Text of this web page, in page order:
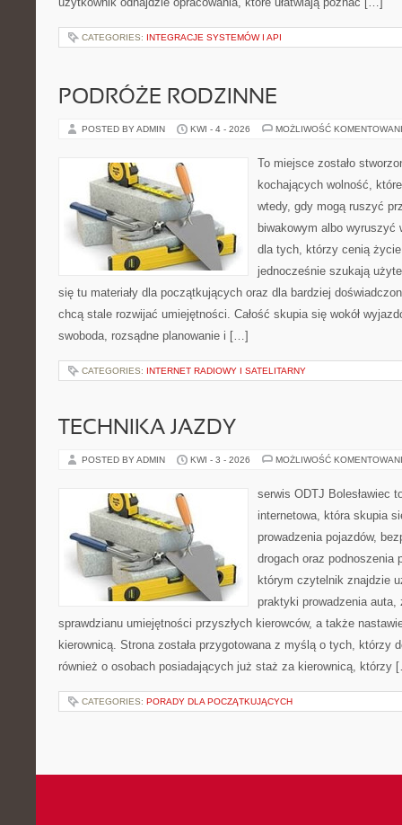
CATEGORIES: INTEGRACJE SYSTEMÓW I API
PODRÓŻE RODZINNE
POSTED BY ADMIN KWI - 4 - 2026 MOŻLIWOŚĆ
To miejsce zostało
kochających wolność,
wtedy, gdy mogą ruszyć
biwakowym albo wyruszyć
dla tych, którzy cenią
jednocześnie szukają
się tu materiały dla początkujących oraz dla bardziej
chcą stale rozwijać umiejętności. Całość skupia się wokół
swoboda, rozsądne planowanie i […]
CATEGORIES: INTERNET RADIOWY I SATELITARNY
TECHNIKA JAZDY
POSTED BY ADMIN KWI - 3 - 2026 MOŻLIWOŚĆ
serwis ODTJ Bolesławiec
internetowa, która skupia
prowadzenia pojazdów,
drogach oraz podnoszenia
którym czytelnik znajdzie
praktyki prowadzenia auta,
sprawdzianu umiejętności przyszłych kierowców, a także
kierownicą. Strona została przygotowana z myślą o tych, którzy
również o osobach posiadających już staż za kierownicą, którzy
CATEGORIES: PORADY DLA POCZĄTKUJĄCYCH